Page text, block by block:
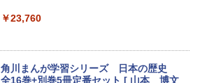
B 10.5型 高精細 1920x1280 Windows 1
パソコン
￥26,820
デル・業界超ミニ】 最大3.1Hz mini pc
量ミニパソコン豊富なインターフェース
USB3.2/HDMI 2.0×2 高速2.4G/5GWi-Fi
BT4.2 省電力 小型パソコン
古モニター 19〜27インチ サイズ選択可
能 HDMI / DisplayPort / VGA / DVI 端子
￥23,760
角川まんが学習シリーズ 日本の歴史
全16巻+別巻5冊定番セット [ 山本 博文